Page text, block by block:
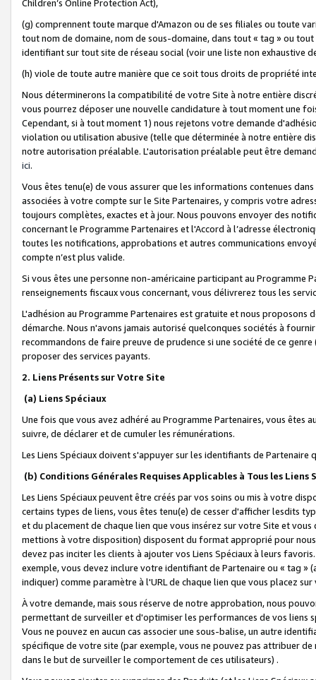
Children’s Online Protection Act),
(g) comprennent toute marque d'Amazon ou de ses filiales ou toute
tout nom de domaine, nom de sous-domaine, dans tout « tag » ou
identifiant sur tout site de réseau social (voir une liste non exhaustive
(h) viole de toute autre manière que ce soit tous droits de propriété
Nous déterminerons la compatibilité de votre Site à notre entière
vous pourrez déposer une nouvelle candidature à tout moment une
Cependant, si à tout moment 1) nous rejetons votre demande
violation ou utilisation abusive (telle que déterminée à notre entière
notre autorisation préalable. L'autorisation préalable peut être
ici.
Vous êtes tenu(e) de vous assurer que les informations contenues
associées à votre compte sur le Site Partenaires, y compris votre
toujours complètes, exactes et à jour. Nous pouvons envoyer des
concernant le Programme Partenaires et l'Accord à l’adresse
toutes les notifications, approbations et autres communications
compte n’est plus valide.
Si vous êtes une personne non-américaine participant au
renseignements fiscaux vous concernant, vous délivrerez tous les
L'adhésion au Programme Partenaires est gratuite et nous proposons
démarche. Nous n'avons jamais autorisé quelconques sociétés à
recommandons de faire preuve de prudence si une société de ce
proposer des services payants.
2. Liens Présents sur Votre Site
(a) Liens Spéciaux
Une fois que vous avez adhéré au Programme Partenaires, vous êtes
suivre, de déclarer et de cumuler les rémunérations.
Les Liens Spéciaux doivent s'appuyer sur les identifiants de Partenaire
(b) Conditions Générales Requises Applicables à Tous les Liens
Les Liens Spéciaux peuvent être créés par vos soins ou mis à votre
certains types de liens, vous êtes tenu(e) de cesser d'afficher lesdits
et du placement de chaque lien que vous insérez sur votre Site et
mettions à votre disposition) disposent du format approprié pour
devez pas inciter les clients à ajouter vos Liens Spéciaux à leurs
exemple, vous devez inclure votre identifiant de Partenaire ou « tag
indiquer) comme paramètre à l'URL de chaque lien que vous placez
À votre demande, mais sous réserve de notre approbation, nous
permettant de surveiller et d'optimiser les performances de vos liens
Vous ne pouvez en aucun cas associer une sous-balise, un autre
spécifique de votre site (par exemple, vous ne pouvez pas attribuer
dans le but de surveiller le comportement de ces utilisateurs) .